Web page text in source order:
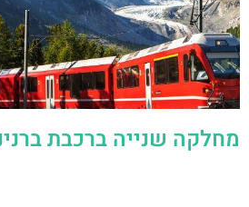
מחלקה שנייה ברכבת